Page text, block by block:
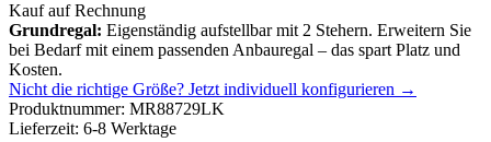
Kauf auf Rechnung
Grundregal: Eigenständig aufstellbar mit 2 Stehern. Erweitern Sie
bei Bedarf mit einem passenden Anbauregal – das spart Platz und
Kosten.
Nicht die richtige Größe? Jetzt individuell konfigurieren →
Produktnummer: MR88729LK
Lieferzeit: 6-8 Werktage